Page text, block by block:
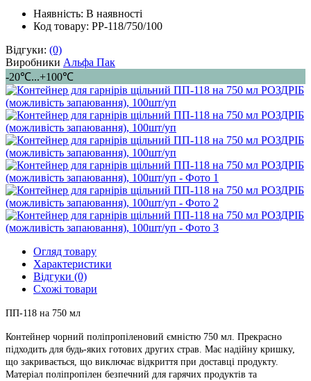
Наявність: В наявності
Код товару: PP-118/750/100
Відгуки: (0)
Виробники Альфа Пак
-20℃...+100℃
Огляд товару
Характеристики
Відгуки (0)
Схожі товари
ПП-118 на 750 мл
Контейнер чорний поліпропіленовий ємністю 750 мл. Прекрасно
підходить для будь-яких готових других страв. Має надійну кришку,
що закривається, що виключає відкриття при доставці продукту.
Матеріал поліпропілен безпечний для гарячих продуктів та